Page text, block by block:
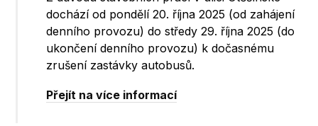
dochází od pondělí 20. října 2025 (od zahájení
denního provozu) do středy 29. října 2025 (do
ukončení denního provozu) k dočasnému
zrušení zastávky autobusů.
Přejít na více informací